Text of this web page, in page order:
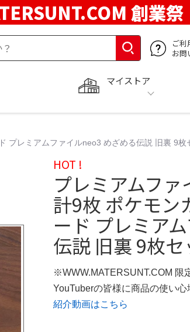
創業祭
ご利
お問
マイストア
プレミアムファイルneo3 めざめる伝説 旧裏 9枚
HOT !
プレミアムフ
計9枚 ポケモ
ード プレミア
伝説 旧裏 9枚セ
※WWW.MATERSUNT.COM 限
YouTuberの皆様に商品の使い
紹介動画はこちら